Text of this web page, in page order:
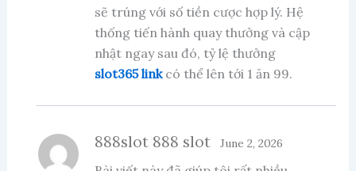
sẽ trúng với số tiền cược hợp lý. Hệ
thống tiến hành quay thưởng và cập
nhật ngay sau đó, tỷ lệ thưởng
slot365 linkcó thể lên tới 1 ăn 99.
888slot 888 slot June 2, 2026